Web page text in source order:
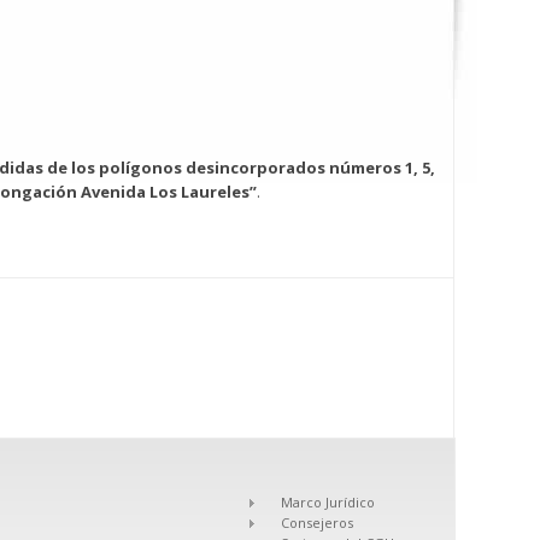
de los polígonos desincorporados números 1, 5,
Avenida Los Laureles”.
Marco Jurídico
Consejeros